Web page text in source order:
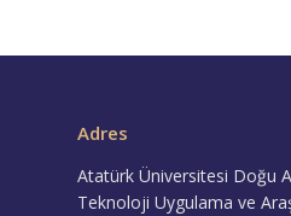
Adres
Atatürk Üniversitesi Doğu
Teknoloji Uygulama ve